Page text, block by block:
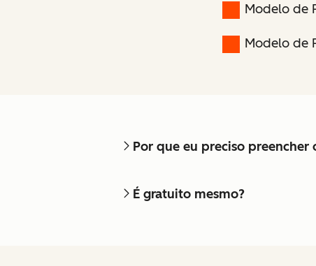
Modelo de
Modelo de
Por que eu preciso preencher
É gratuito mesmo?